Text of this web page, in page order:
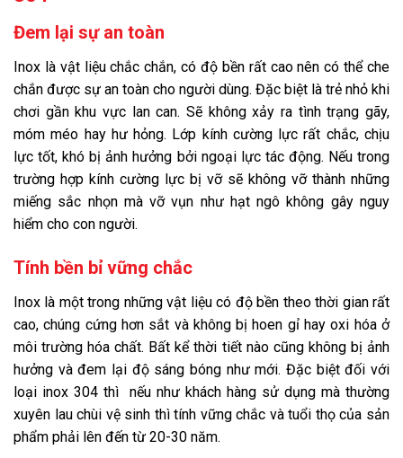
Đem lại sự an toàn
Inox là vật liệu chắc chắn, có độ bền rất cao nên có thể che
chắn được sự an toàn cho người dùng. Đặc biệt là trẻ nhỏ khi
chơi gần khu vực lan can. Sẽ không xảy ra tình trạng gãy,
móm méo hay hư hỏng. Lớp kính cường lực rất chắc, chịu
lực tốt, khó bị ảnh hưởng bởi ngoại lực tác động. Nếu trong
trường hợp kính cường lực bị vỡ sẽ không vỡ thành những
miếng sắc nhọn mà vỡ vụn như hạt ngô không gây nguy
hiểm cho con người.
Tính bền bỉ vững chắc
Inox là một trong những vật liệu có độ bền theo thời gian rất
cao, chúng cứng hơn sắt và không bị hoen gỉ hay oxi hóa ở
môi trường hóa chất. Bất kể thời tiết nào cũng không bị ảnh
hưởng và đem lại độ sáng bóng như mới. Đặc biệt đối với
loại inox 304 thì nếu như khách hàng sử dụng mà thường
xuyên lau chùi vệ sinh thì tính vững chắc và tuổi thọ của sản
phẩm phải lên đến từ 20-30 năm.